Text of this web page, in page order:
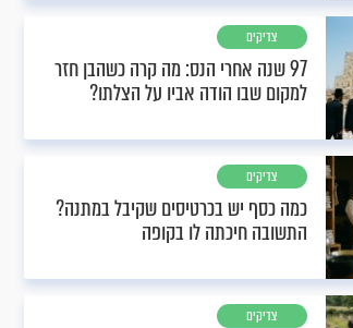
צדיקים
97 שנה אחרי הנס: מה קרה כשהבן חזר
למקום שבו הודה אביו על הצלתו?
צדיקים
כמה כסף יש בכרטיסים שקיבל במתנה?
התשובה חיכתה לו בקופה
צדיקים